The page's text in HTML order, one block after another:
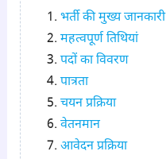
भर्ती की मुख्य जानकारी
महत्वपूर्ण तिथियां
पदों का विवरण
पात्रता
चयन प्रक्रिया
वेतनमान
आवेदन प्रक्रिया